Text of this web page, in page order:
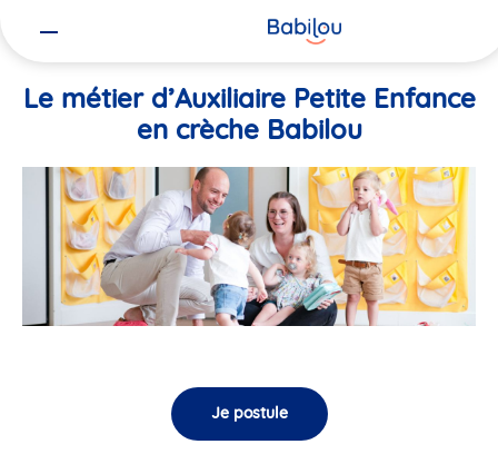
Le métier d’Auxiliaire Petite Enfance
en crèche Babilou
Je postule